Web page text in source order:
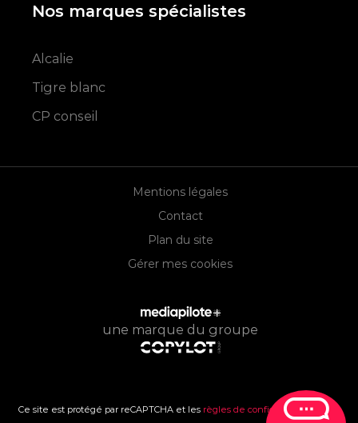
Nos marques spécialistes
Alcalie
Tigre blanc
CP conseil
Mentions légales
Contact
Plan du site
Gérer mes cookies
une marque du groupe
Ce site est protégé par reCAPTCHA et les règles de confidentialitéet les